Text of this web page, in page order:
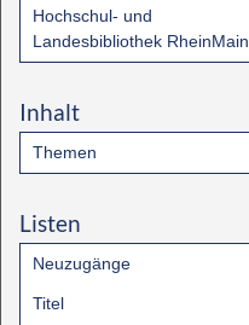
Hochschul- und
Landesbibliothek RheinMain
Inhalt
Themen
Listen
Neuzugänge
Titel